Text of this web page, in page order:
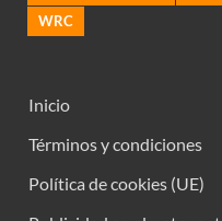
WRC
Inicio
Términos y condiciones
Política de cookies (UE)